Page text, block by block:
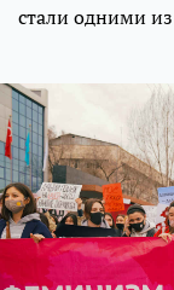
стали одними